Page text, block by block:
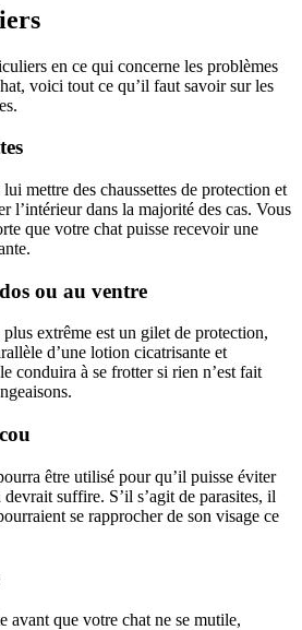
en ce qui concerne les problèmes
voici tout ce qu’il faut savoir sur les
mettre des chaussettes de protection et
l’intérieur dans la majorité des cas. Vous
que votre chat puisse recevoir une
ou au ventre
extrême est un gilet de protection,
d’une lotion cicatrisante et
conduira à se frotter si rien n’est fait
être utilisé pour qu’il puisse éviter
suffire. S’il s’agit de parasites, il
se rapprocher de son visage ce
avant que votre chat ne se mutile,